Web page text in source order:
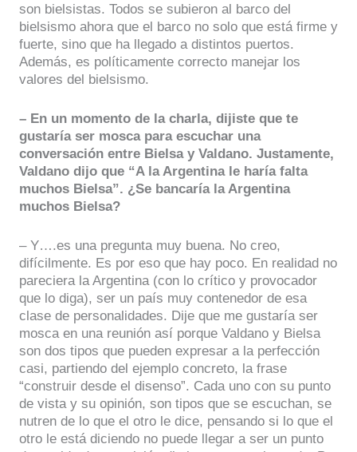
son bielsistas. Todos se subieron al barco del
bielsismo ahora que el barco no solo que está firme y
fuerte, sino que ha llegado a distintos puertos.
Además, es políticamente correcto manejar los
valores del bielsismo.
– En un momento de la charla, dijiste que te
gustaría ser mosca para escuchar una
conversación entre Bielsa y Valdano. Justamente,
Valdano dijo que “A la Argentina le haría falta
muchos Bielsa”. ¿Se bancaría la Argentina
muchos Bielsa?
– Y….es una pregunta muy buena. No creo,
difícilmente. Es por eso que hay poco. En realidad no
pareciera la Argentina (con lo crítico y provocador
que lo diga), ser un país muy contenedor de esa
clase de personalidades. Dije que me gustaría ser
mosca en una reunión así porque Valdano y Bielsa
son dos tipos que pueden expresar a la perfección
casi, partiendo del ejemplo concreto, la frase
“construir desde el disenso”. Cada uno con su punto
de vista y su opinión, son tipos que se escuchan, se
nutren de lo que el otro le dice, pensando si lo que el
otro le está diciendo no puede llegar a ser un punto